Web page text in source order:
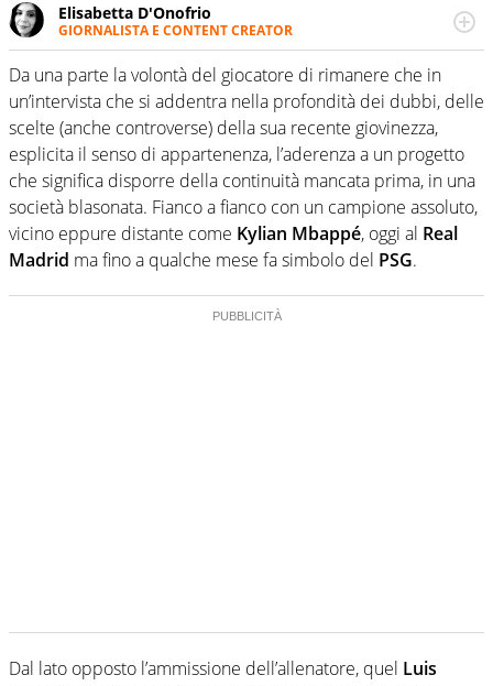
Elisabetta D'Onofrio
GIORNALISTA E CONTENT CREATOR
Giornalista professionista dal 2007, scrive per curiosità
personale e necessità: soprattutto di calcio, di sport e dei
suoi protagonisti, concedendosi innocenti evasioni
nell'ambito della creazione di format. Un tempo ala
destra, oggi si sente a suo agio nel ruolo di libero. Cura
una classifica riservata dei migliori 5 calciatori di sempre.
Da una parte la volontà del giocatore di rimanere che in
un’intervista che si addentra nella profondità dei dubbi, delle
scelte (anche controverse) della sua recente giovinezza,
esplicita il senso di appartenenza, l’aderenza a un progetto
che significa disporre della continuità mancata prima, in una
società blasonata. Fianco a fianco con un campione assoluto,
vicino eppure distante come Kylian Mbappé, oggi al Real
Madrid ma fino a qualche mese fa simbolo del PSG.
Dal lato opposto l’ammissione dell’allenatore, quel Luis